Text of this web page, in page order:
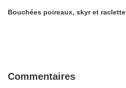
Bouchées poireaux, skyr et raclette
Commentaires